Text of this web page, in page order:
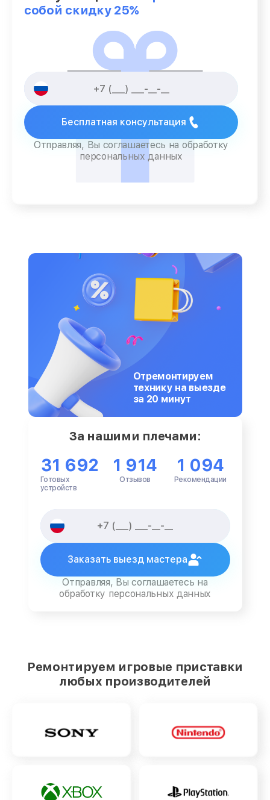
собой скидку 25%
Бесплатная консультация
Отправляя, Вы соглашаетесь на обработку
персональных данных
Отремонтируем
технику на выезде
за 20 минут
За нашими плечами:
31 692
Готовых
устройств
1 914
Отзывов
1 094
Рекомендации
Заказать выезд мастера
Отправляя, Вы соглашаетесь на
обработку персональных данных
Ремонтируем игровые приставки
любых производителей